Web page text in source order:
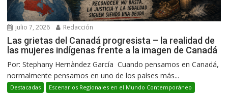
julio 7, 2026 Redacción
Las grietas del Canadá progresista – la realidad de
las mujeres indígenas frente a la imagen de Canadá
Por: Stephany Hernàndez García Cuando pensamos en Canadá,
normalmente pensamos en uno de los países más...
Destacadas Escenarios Regionales en el Mundo Contemporáneo